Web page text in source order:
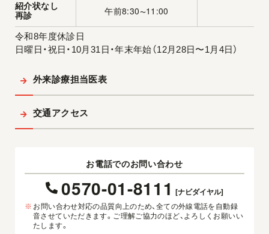
紹介状なし
再診
午前8:30〜11:00
令和8年度休診日
日曜日・祝日・10月31日・年末年始（12月28日〜1月4日）
外来診療担当医表
交通アクセス
お電話でのお問い合わせ
0570-01-8111 [ナビダイヤル]
※ お問い合わせ対応の品質向上のため、全ての外線電話を自動録
音させていただきます。ご理解ご協力のほど、よろしくお願いい
たします。